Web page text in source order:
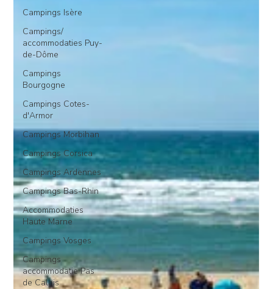
Campings Isère
Campings/
accommodaties Puy-
de-Dôme
Campings
Bourgogne
Campings Cotes-
d'Armor
Campings Morbihan
Campings Corsica
Campings Ardennes
Campings Bas-Rhin
Accommodaties
Haute Marne
Campings Vosges
Campings
accommodatie Pas
de Calais